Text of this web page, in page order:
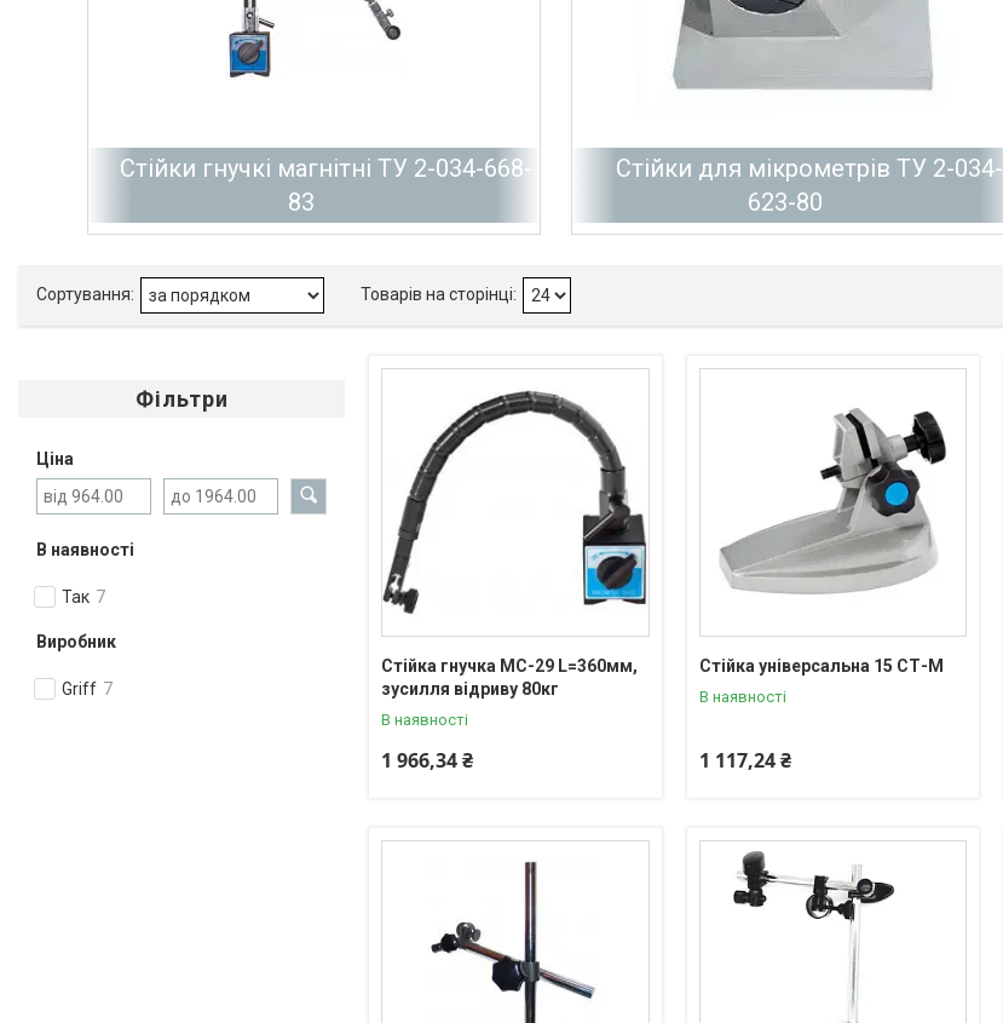
Стійки гнучкі магнітні ТУ 2-034-668-
83
Стійки для мікрометрів ТУ 2-034-
623-80
Фільтри
Ціна
В наявності
Так 7
Виробник
Griff 7
Стійка гнучка МС-29 L=360мм,
зусилля відриву 80кг
В наявності
1 966,34 ₴
Стійка універсальна 15 СТ-М
В наявності
1 117,24 ₴